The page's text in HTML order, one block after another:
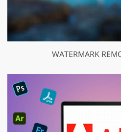
WATERMARK